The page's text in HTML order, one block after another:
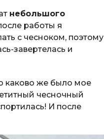
небольшого
работы я
с чесноком, поэтому
завертелась и
каково же было мое
чесночный
И после